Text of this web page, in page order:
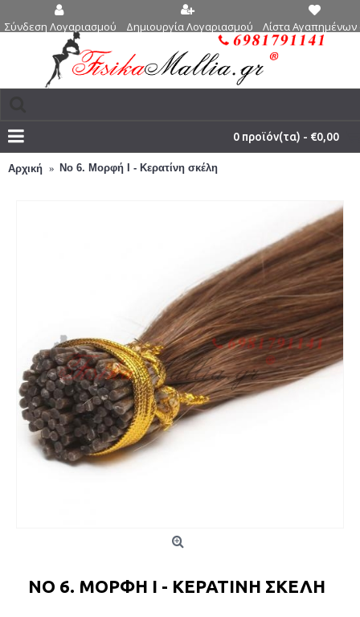
Σύνδεση Λογαριασμού Δημιουργία Λογαριασμού Λίστα Αγαπημένων
0 προϊόν(τα) - €0,00
Αρχική Νο 6. Μορφή Ι - Κερατίνη σκέλη
ΝΟ 6. ΜΟΡΦΉ Ι - ΚΕΡΑΤΊΝΗ ΣΚΈΛΗ